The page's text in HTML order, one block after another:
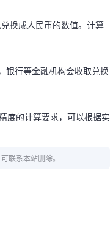
换成人民币的数值。计算
银行等金融机构会收取兑换
度的计算要求，可以根据实
联系本站删除。